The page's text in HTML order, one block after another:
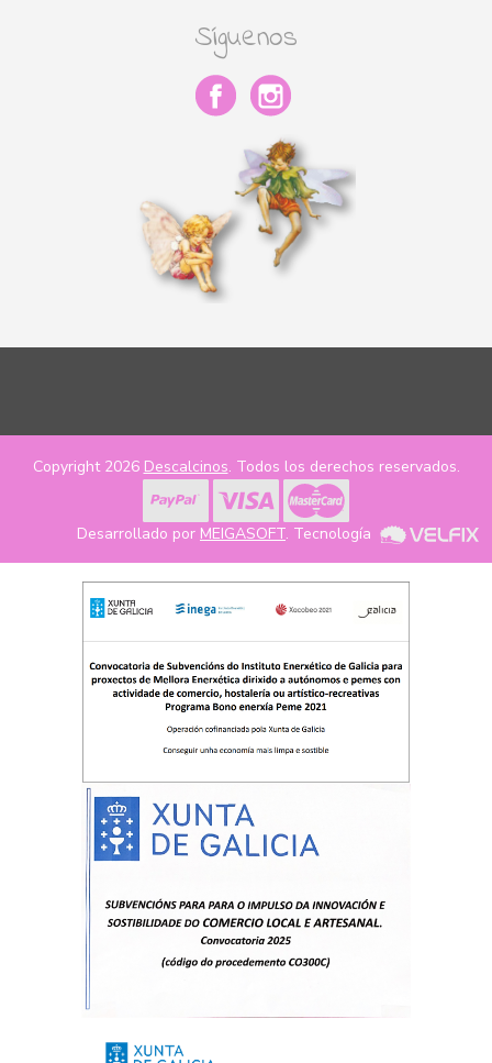
Síguenos
Copyright 2026 Descalcinos. Todos los derechos reservados.
Desarrollado por MEIGASOFT. Tecnología